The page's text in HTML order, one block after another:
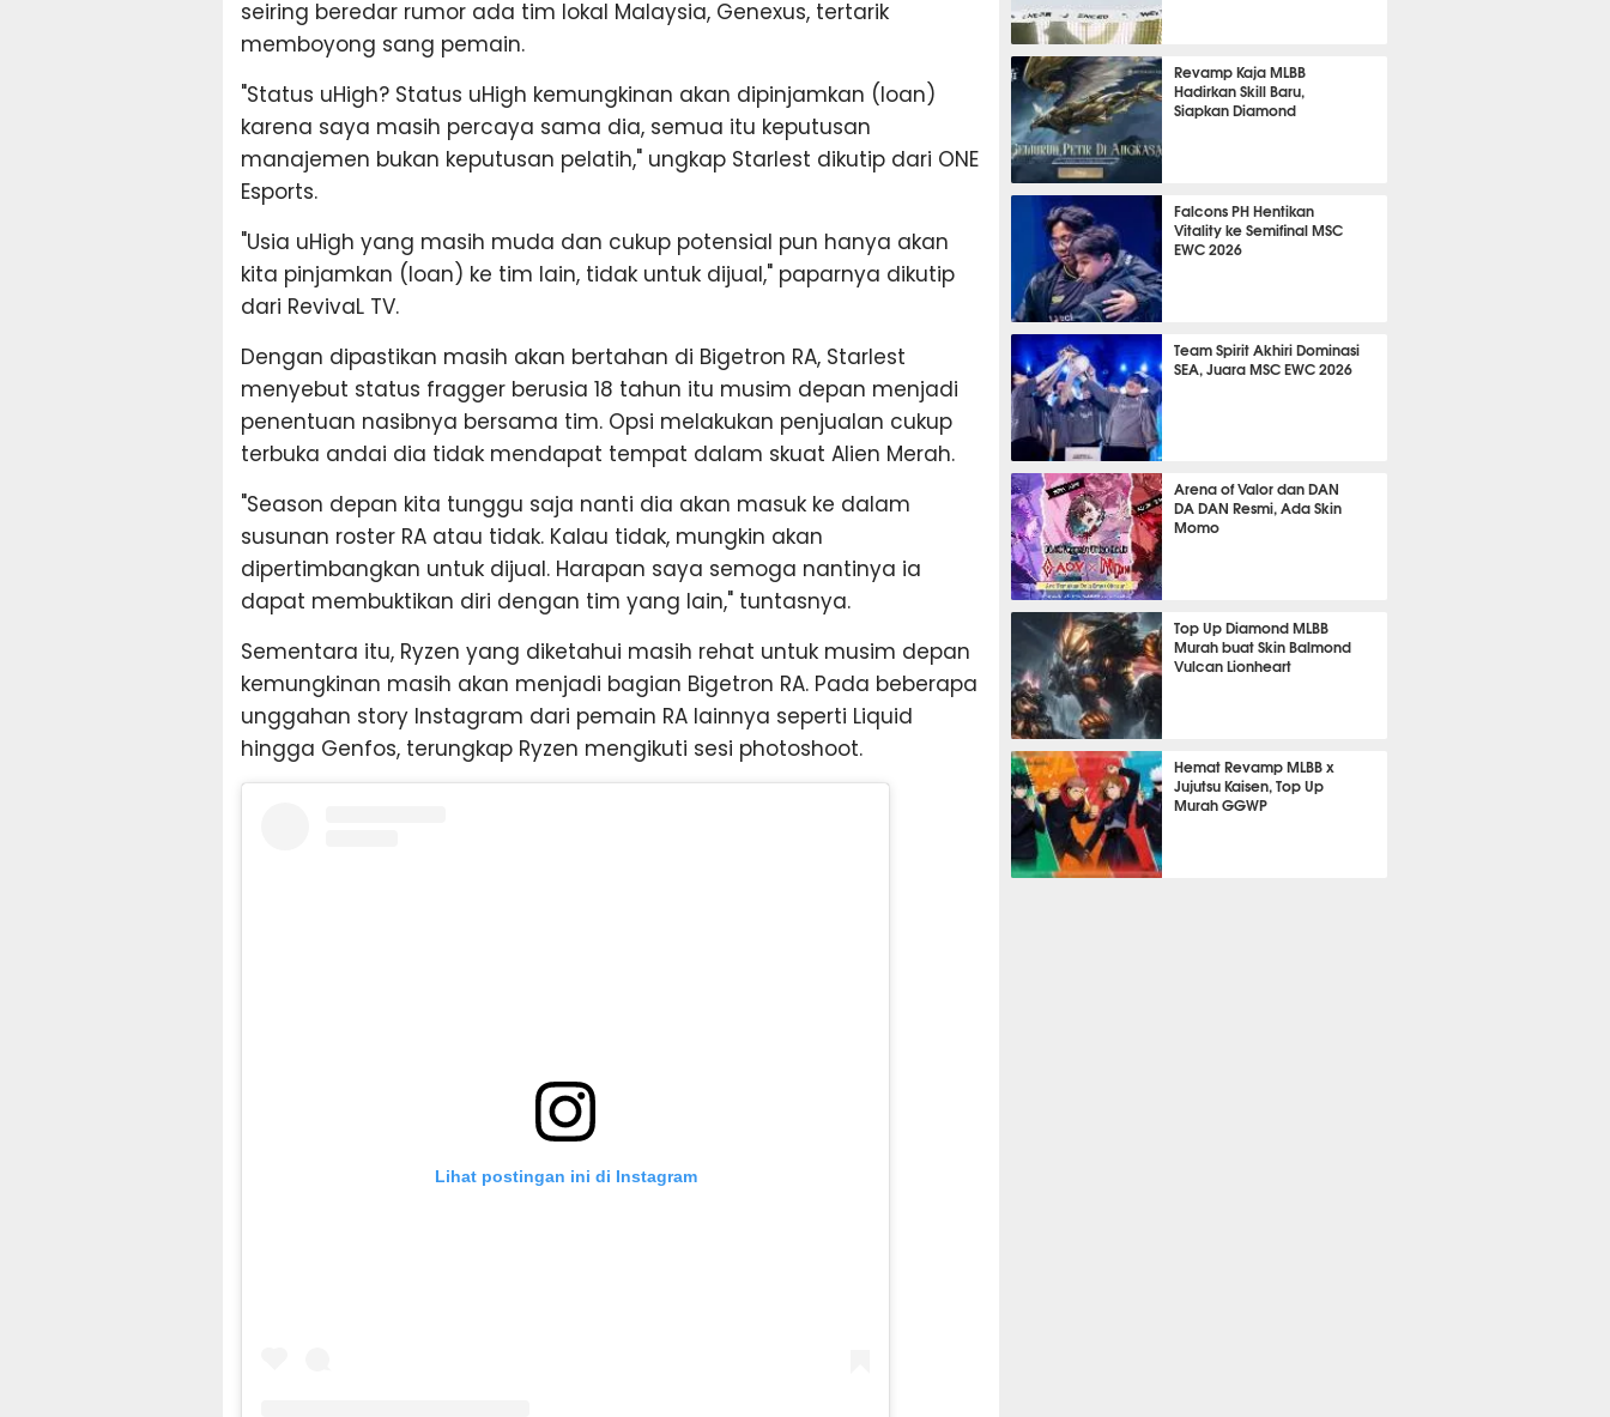
seiring beredar rumor ada tim lokal Malaysia, Genexus, tertarik
memboyong sang pemain.
"Status uHigh? Status uHigh kemungkinan akan dipinjamkan (loan)
karena saya masih percaya sama dia, semua itu keputusan
manajemen bukan keputusan pelatih," ungkap Starlest dikutip dari ONE
Esports.
"Usia uHigh yang masih muda dan cukup potensial pun hanya akan
kita pinjamkan (loan) ke tim lain, tidak untuk dijual," paparnya dikutip
dari RevivaL TV.
Dengan dipastikan masih akan bertahan di Bigetron RA, Starlest
menyebut status fragger berusia 18 tahun itu musim depan menjadi
penentuan nasibnya bersama tim. Opsi melakukan penjualan cukup
terbuka andai dia tidak mendapat tempat dalam skuat Alien Merah.
"Season depan kita tunggu saja nanti dia akan masuk ke dalam
susunan roster RA atau tidak. Kalau tidak, mungkin akan
dipertimbangkan untuk dijual. Harapan saya semoga nantinya ia
dapat membuktikan diri dengan tim yang lain," tuntasnya.
Sementara itu, Ryzen yang diketahui masih rehat untuk musim depan
kemungkinan masih akan menjadi bagian Bigetron RA. Pada beberapa
unggahan story Instagram dari pemain RA lainnya seperti Liquid
hingga Genfos, terungkap Ryzen mengikuti sesi photoshoot.
Lihat postingan ini di Instagram
ESPORTS
Revamp Kaja MLBB
Hadirkan Skill Baru,
Siapkan Diamond
ESPORTS
Falcons PH Hentikan
Vitality ke Semifinal MSC
EWC 2026
ESPORTS
Team Spirit Akhiri Dominasi
SEA, Juara MSC EWC 2026
ESPORTS
Arena of Valor dan DAN
DA DAN Resmi, Ada Skin
Momo
ESPORTS
Top Up Diamond MLBB
Murah buat Skin Balmond
Vulcan Lionheart
ESPORTS
Hemat Revamp MLBB x
Jujutsu Kaisen, Top Up
Murah GGWP